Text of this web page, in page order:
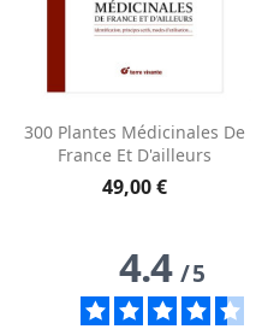
300 Plantes Médicinales De
France Et D'ailleurs
49,00 €
4.4/5